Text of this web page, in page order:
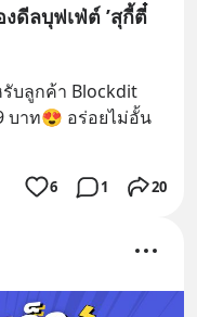
ดีลบุฟเฟ่ต์ ’สุกี้ตี๋
บลูกค้า Blockdit
บาท😍 อร่อยไม่อั้น
6 1 20